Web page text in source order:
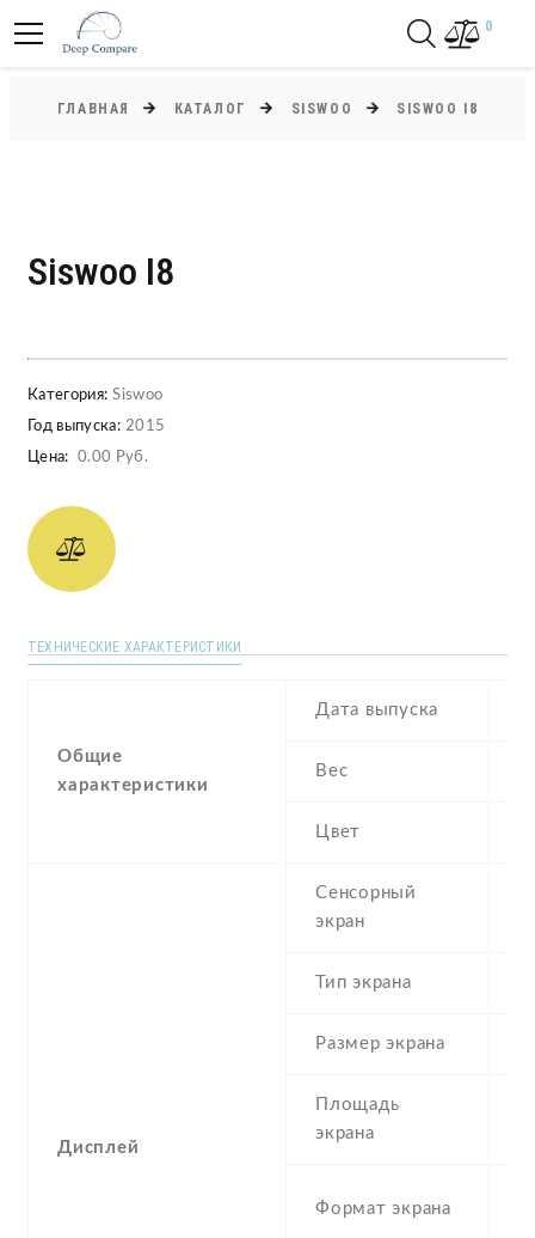
0
ГЛАВНАЯ КАТАЛОГ SISWOO SISWOO I8
Siswoo I8
Категория: Siswoo
Год выпуска: 2015
Цена:
0.00 Руб.
ТЕХНИЧЕСКИЕ ХАРАКТЕРИСТИКИ
Общие
характеристики
Дата выпуска
Вес
Цвет
Дисплей
Сенсорный
экран
Тип экрана
Размер экрана
Площадь
экрана
Формат экрана